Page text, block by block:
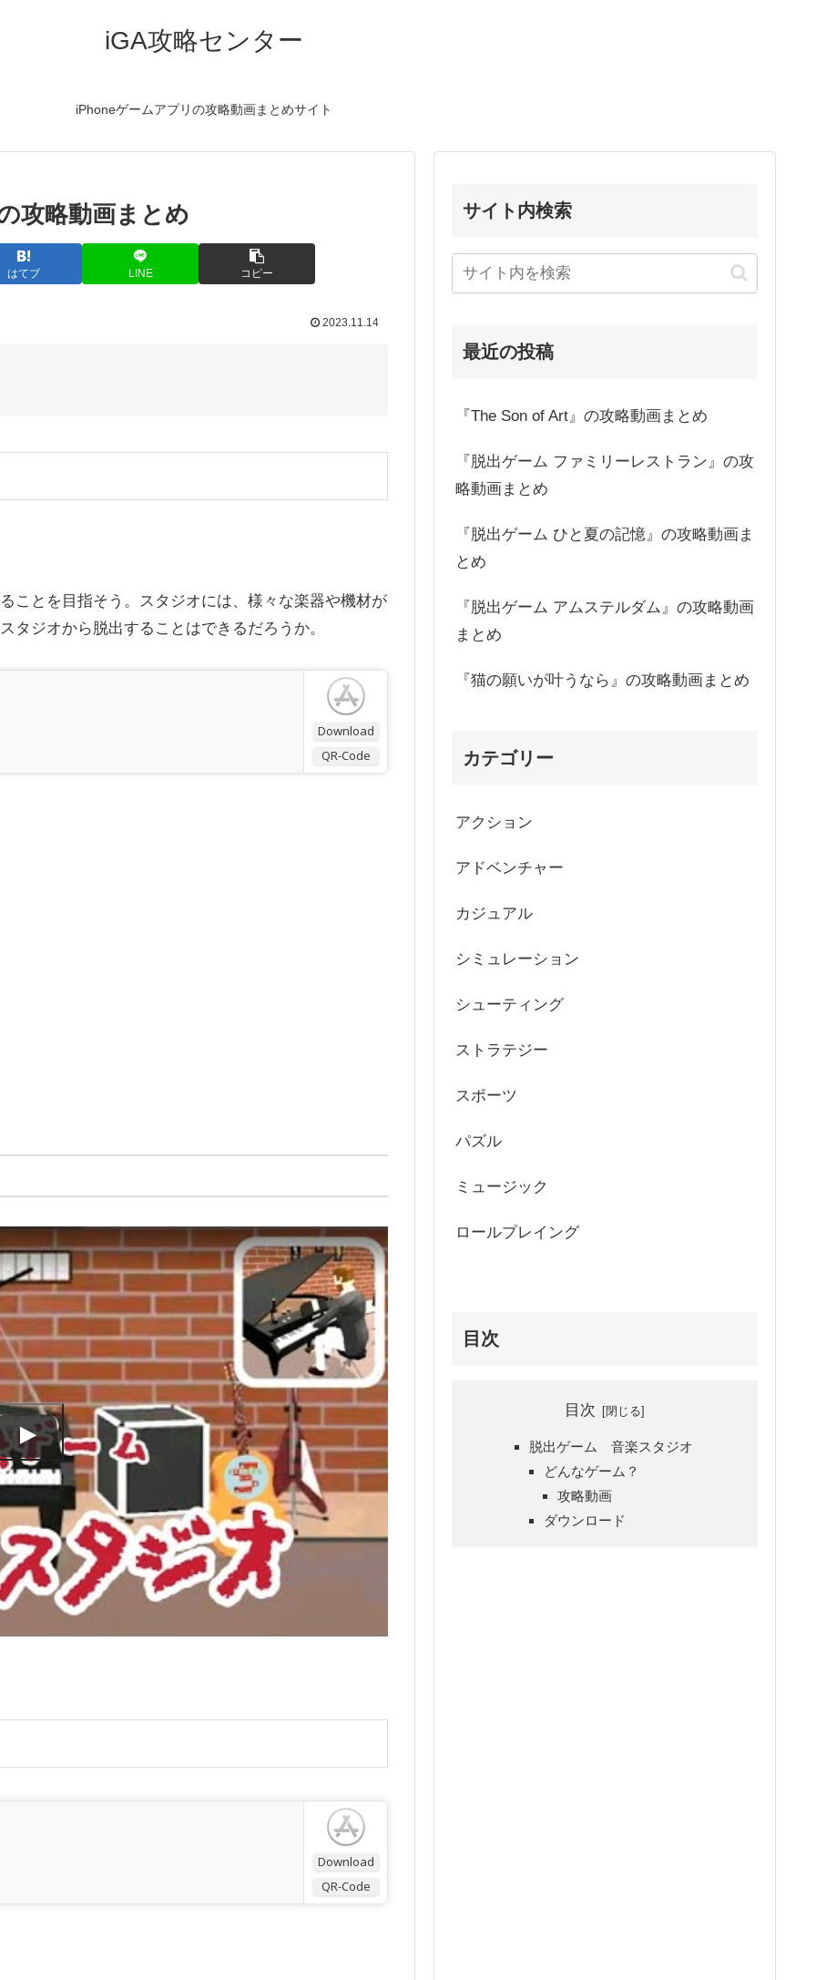
iGA攻略センター
iPhoneゲームアプリの攻略動画まとめサイト
攻略動画まとめ
はてブ LINE コピー
2023.11.14
ことを目指そう。スタジオには、様々な楽器や機材が
タジオから脱出することはできるだろうか。
Download
QR-Code
Download
QR-Code
サイト内検索
最近の投稿
『The Son of Art』の攻略動画まとめ
『脱出ゲーム ファミリーレストラン』の攻
略動画まとめ
『脱出ゲーム ひと夏の記憶』の攻略動画ま
とめ
『脱出ゲーム アムステルダム』の攻略動画
まとめ
『猫の願いが叶うなら』の攻略動画まとめ
カテゴリー
アクション
アドベンチャー
カジュアル
シミュレーション
シューティング
ストラテジー
スポーツ
パズル
ミュージック
ロールプレイング
目次
目次
脱出ゲーム 音楽スタジオ
どんなゲーム？
攻略動画
ダウンロード